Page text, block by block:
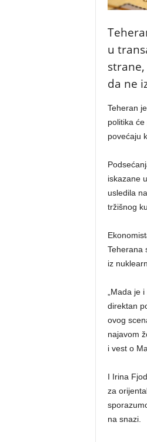
u
da ne
Teheran
politika
povećaju
iskazane
usledila
tržišnog
Teherana
iz
„Mada
direktan
ovog
najavom
i vest o
I Irina
za
na snazi.